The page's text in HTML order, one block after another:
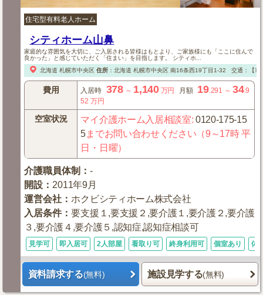
住宅型有料老人ホーム
シティホーム山鼻
家庭的な雰囲気を大切に、ご入居される皆様はもとより、ご家族様にも「ここに住んで
良かった」と感じていただく「住まい」を目指します。 シティホ...
北海道 札幌市中央区 住所： 北海道 札幌市中央区南16条西19丁目1-32 交通：【市
費用 入居時 378～ 1,140 万円 月額 19.291 ～34.9
52 万円
空室状況 マイ介護ホーム入居相談室:0120-175-15
5までお問い合わせください（9～17時 平
日・日曜）
介護職員体制 ：-
開設 ： 2011年9月
運営会社 ： ホクビシティホーム株式会社
入居条件：要支援１,要支援２,要介護１,要介護２,要介護
３,要介護４,要介護５,認知症,認知症相談可
見学可 即入居可 2人部屋 看取り可 終身利用可 個室あり 体
資料請求する(無料) 施設見学する(無料)